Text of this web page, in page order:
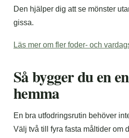
Den hjälper dig att se mönster
gissa.
Läs mer om fler foder- och
Så bygger du en
hemma
En bra utfodringsrutin behöver
Välj två till fyra fasta måltider om